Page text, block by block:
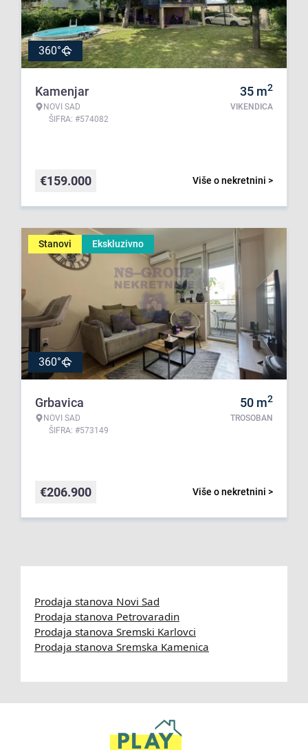
360°
Kamenjar
NOVI SAD
ŠIFRA: #574082
35 m2
VIKENDICA
Više o nekretnini >
€159.000
Stanovi Ekskluzivno
360°
Grbavica
NOVI SAD
ŠIFRA: #573149
50 m2
TROSOBAN
Više o nekretnini >
€206.900
Prodaja stanova Novi Sad
Prodaja stanova Petrovaradin
Prodaja stanova Sremski Karlovci
Prodaja stanova Sremska Kamenica